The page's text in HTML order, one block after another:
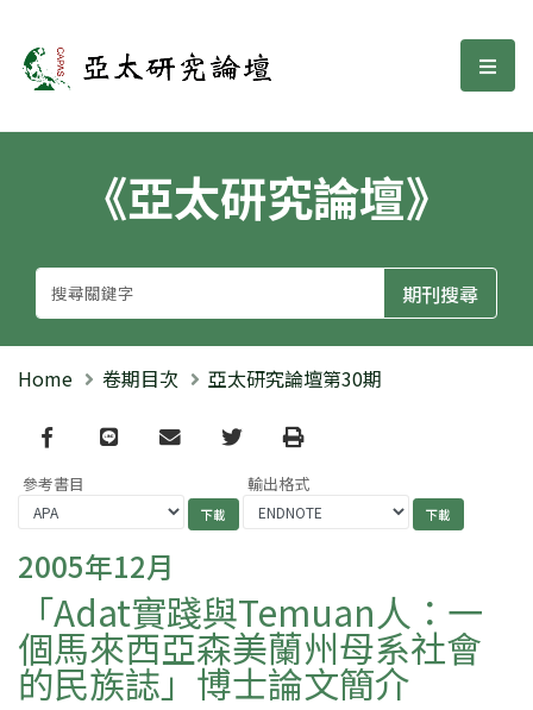
亞太研究論壇 選
《亞太研究論壇》
Home 卷期目次 亞太研究論壇第30期
Facebook
line email TwitterPrint
參考書目 輸出格式
2005年12月
「Adat實踐與Temuan人：一
個馬來西亞森美蘭州母系社會
的民族誌」博士論文簡介